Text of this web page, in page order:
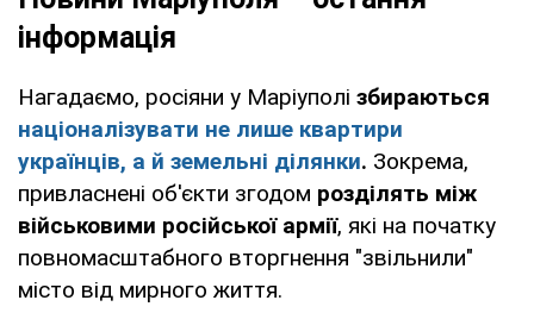
інформація
Нагадаємо, росіяни у Маріуполі збираються
націоналізувати не лише квартири
українців, а й земельні ділянки. Зокрема,
привласнені об'єкти згодом розділять між
військовими російської армії, які на початку
повномасштабного вторгнення "звільнили"
місто від мирного життя.